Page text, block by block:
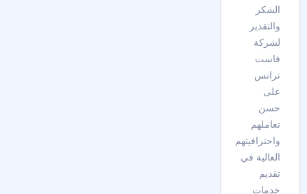
الشكر
والتقدير
لشركة
فاست
ترانس
على
حسن
تعاملهم
واحترافيتهم
العالية في
تقديم
خدمات